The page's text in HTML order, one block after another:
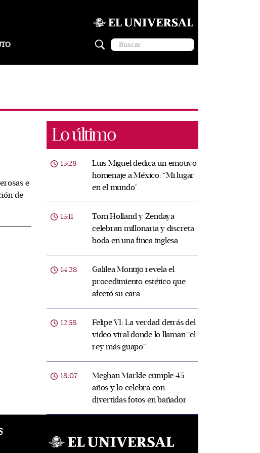
e
de
Lo último
15:28
Luis Miguel dedica un emotivo
homenaje a México: “Mi lugar
en el mundo”
15:11
Tom Holland y Zendaya
celebran millonaria y discreta
boda en una finca inglesa
14:28
Galilea Montijo revela el
procedimiento estético que
afectó su cara
12:58
Felipe VI: La verdad detrás del
video viral donde lo llaman "el
rey más guapo"
18:07
Meghan Markle cumple 45
años y lo celebra con
divertidas fotos en bañador